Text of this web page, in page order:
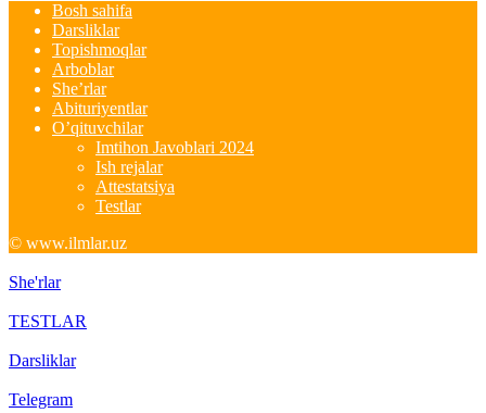
Bosh sahifa
Darsliklar
Topishmoqlar
Arboblar
She’rlar
Abituriyentlar
O’qituvchilar
Imtihon Javoblari 2024
Ish rejalar
Attestatsiya
Testlar
© www.ilmlar.uz
She'rlar
TESTLAR
Darsliklar
Telegram